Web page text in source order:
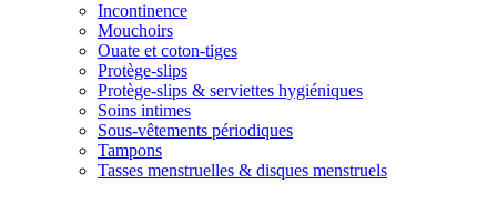
Incontinence
Mouchoirs
Ouate et coton-tiges
Protège-slips
Protège-slips & serviettes hygiéniques
Soins intimes
Sous-vêtements périodiques
Tampons
Tasses menstruelles & disques menstruels